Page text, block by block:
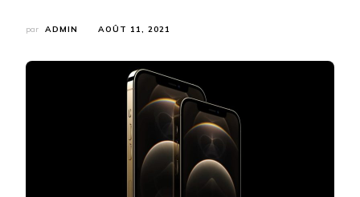
par ADMIN AOÛT 11, 2021